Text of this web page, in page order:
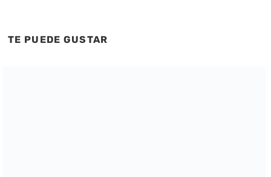
TE PUEDE GUSTAR